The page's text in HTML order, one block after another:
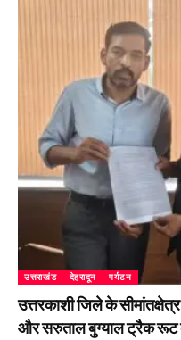
उत्तराखंड देहरादून पर्यटन
उत्तरकाशी जिले के
और सरुताल बुग्याल ट्रैक रूट